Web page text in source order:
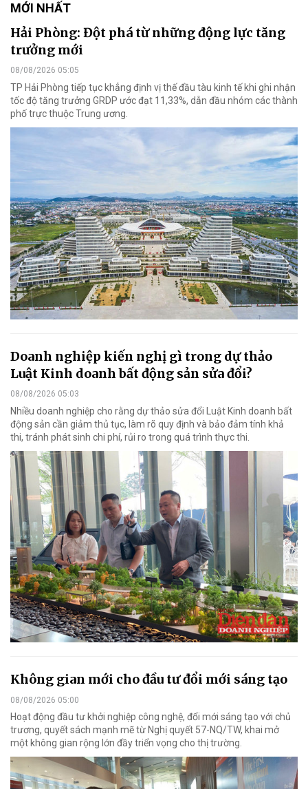
MỚI NHẤT
Hải Phòng: Đột phá từ những động lực tăng
trưởng mới
08/08/2026 05:05
TP Hải Phòng tiếp tục khẳng định vị thế đầu tàu kinh tế khi ghi nhận
tốc độ tăng trưởng GRDP ước đạt 11,33%, dẫn đầu nhóm các thành
phố trực thuộc Trung ương.
Doanh nghiệp kiến nghị gì trong dự thảo
Luật Kinh doanh bất động sản sửa đổi?
08/08/2026 05:03
Nhiều doanh nghiệp cho rằng dự thảo sửa đổi Luật Kinh doanh bất
động sản cần giảm thủ tục, làm rõ quy định và bảo đảm tính khả
thi, tránh phát sinh chi phí, rủi ro trong quá trình thực thi.
Không gian mới cho đầu tư đổi mới sáng tạo
08/08/2026 05:00
Hoạt động đầu tư khởi nghiệp công nghệ, đổi mới sáng tạo với chủ
trương, quyết sách mạnh mẽ từ Nghị quyết 57-NQ/TW, khai mở
một không gian rộng lớn đầy triển vọng cho thị trường.